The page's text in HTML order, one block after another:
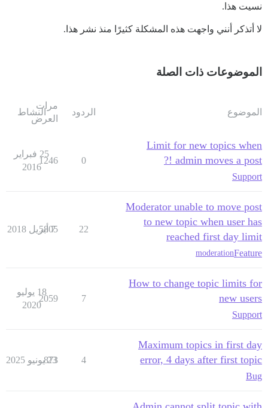
نسيت هذا.
لا أتذكر أنني واجهت هذه المشكلة كثيرًا منذ نشر هذا.
الموضوعات ذات الصلة
الموضوع الردود
مرات
العرض
النشاط
Limit for new topics when
admin moves a post !?
Support
0
1246
25 فبراير
2016
Moderator unable to move post
to new topic when user has
reached first day limit
Feature
moderation
22
5805
7 أبريل 2018
How to change topic limits for
new users
Support
7
2059
18 يوليو
2020
Maximum topics in first day
error, 4 days after first topic
Bug
4
873
23 يونيو 2025